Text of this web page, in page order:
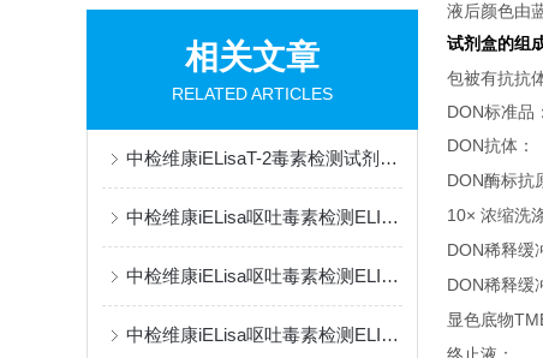
相关文章
RELATED ARTICLES
中检维康iELisaT-2毒素检测试剂盒的产品介绍
中检维康iELisa呕吐毒素检测ELISA试剂盒产品概要
中检维康iELisa呕吐毒素检测ELISA试剂盒的相关介绍
中检维康iELisa呕吐毒素检测ELISA试剂盒产品相关介绍
液后颜色由
试剂盒的组
包被有抗抗
DON标准品：
DON抗体：
DON酶标抗
10× 浓缩洗
DON稀释缓
DON稀释缓
显色底物